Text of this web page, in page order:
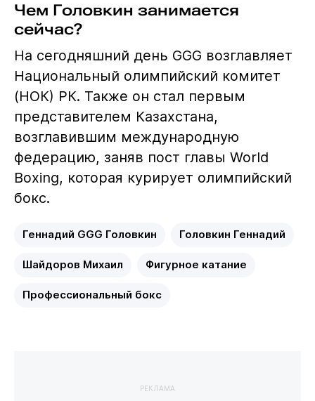
Чем Головкин занимается
сейчас?
На сегодняшний день GGG возглавляет
Национальный олимпийский комитет
(НОК) РК. Также он стал первым
представителем Казахстана,
возглавившим международную
федерацию, заняв пост главы World
Boxing, которая курирует олимпийский
бокс.
Геннадий GGG Головкин Головкин Геннадий
Шайдоров Михаил Фигурное катание
Профессиональный бокс
РЕКЛАМА